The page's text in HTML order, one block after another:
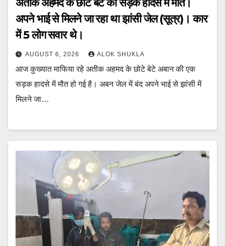
अपने भाई से मिलने जा रहा था झांसी जेल (सूत्र)। कार
में 5 लोग सवार थे।
AUGUST 6, 2026 ALOK SHUKLA
आज कुख्यात माफिया रहे अतीक अहमद के छोटे बेटे अबान की एक
सड़क हादसे में मौत हो गई है। अबन जेल में बंद अपने भाई से झांसी में
मिलने जा…